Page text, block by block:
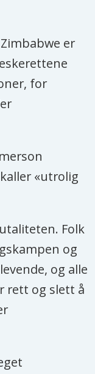
er
for
«utrolig
Folk
og
og alle
rett og slett å